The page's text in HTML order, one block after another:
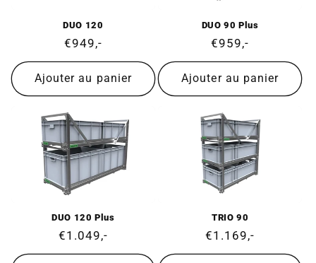
DUO 120
Prix
normal
€949,-
Ajouter au panier
DUO 90 Plus
Prix
normal
€959,-
Ajouter au panier
DUO 120 Plus
Prix
normal
€1.049,-
TRIO 90
Prix
normal
€1.169,-